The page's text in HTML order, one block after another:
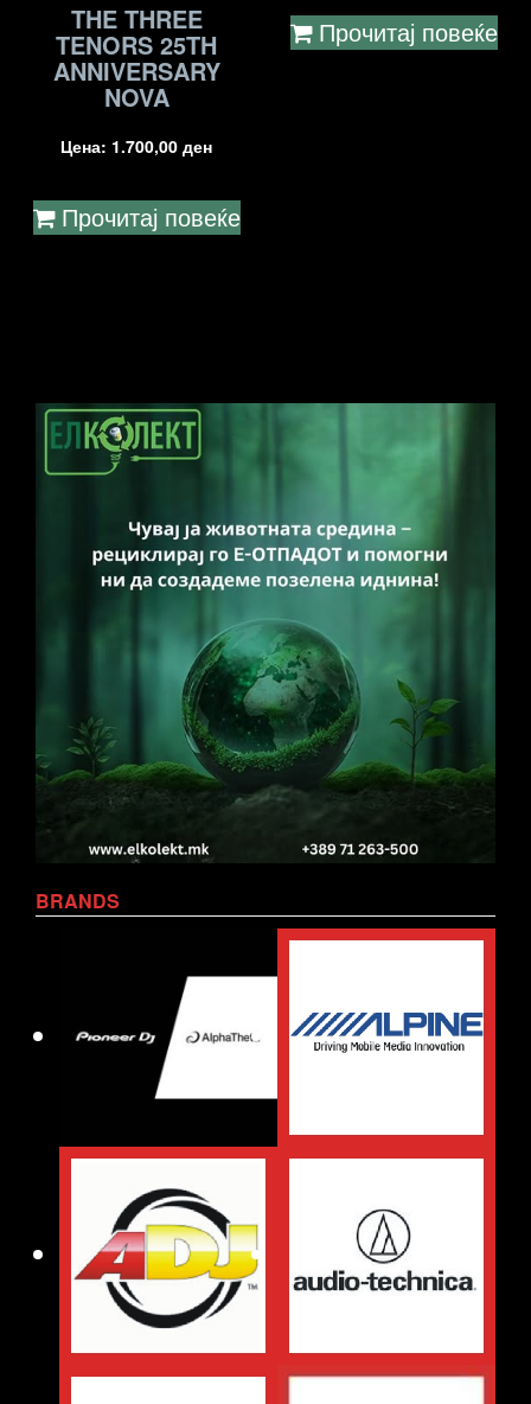
THE THREE
TENORS 25TH
ANNIVERSARY
NOVA
Цена: 1.700,00ден
Прочитај повеќе
Прочитај повеќе
BRANDS